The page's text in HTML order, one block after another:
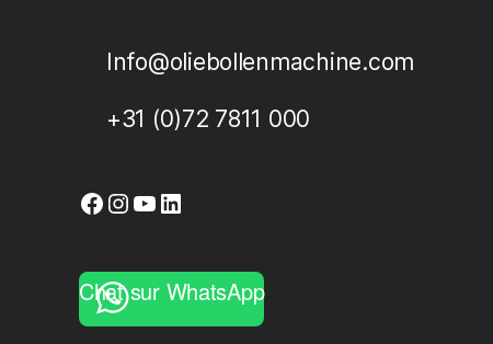
Info@oliebollenmachine.com
+31 (0)72 7811 000
Facebook
Instagram
YouTube
LinkedIn
Chat sur WhatsApp